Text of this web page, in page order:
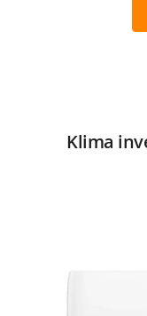
Klima